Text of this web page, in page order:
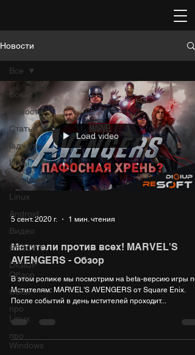
Новости
Все
Новости
Статьи
Гаджеты
Игры
Windows
Linux
Android
Видео
RESOFT
DiGiUP
Обзор
Обои
про
Linux
про
Windows
Все
Load video
5 сент. 2020 г. 1 мин. чтения
Мстители против всех! MARVEL'S
AVENGERS - Обзор
В этом ролике мы посмотрим на beta-версию игры по
Мстителям: MARVEL'S AVENGERS от Square Enix.
После событий в день мстителей проходит...